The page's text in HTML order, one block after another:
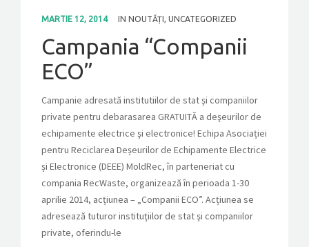
MARTIE 12, 2014 IN NOUTĂȚI, UNCATEGORIZED
Campania “Companii
ECO”
Campanie adresată institutiilor de stat şi companiilor
private pentru debarasarea GRATUITĂ a deşeurilor de
echipamente electrice şi electronice! Echipa Asociației
pentru Reciclarea Deșeurilor de Echipamente Electrice
și Electronice (DEEE) MoldRec, în parteneriat cu
compania RecWaste, organizează în perioada 1-30
aprilie 2014, acțiunea – „Companii ECO”. Acțiunea se
adresează tuturor instituţiilor de stat şi companiilor
private, oferindu-le